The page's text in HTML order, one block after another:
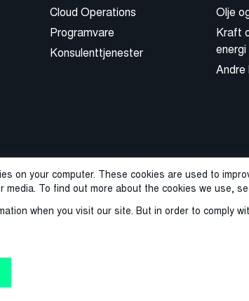
on your computer. These cookies are used to
To find out more about the cookies we use,
when you visit our site. But in order to comply
Cloud Operations
Programvare
Konsulenttjenester
Olje
Kraft
energi
Andre